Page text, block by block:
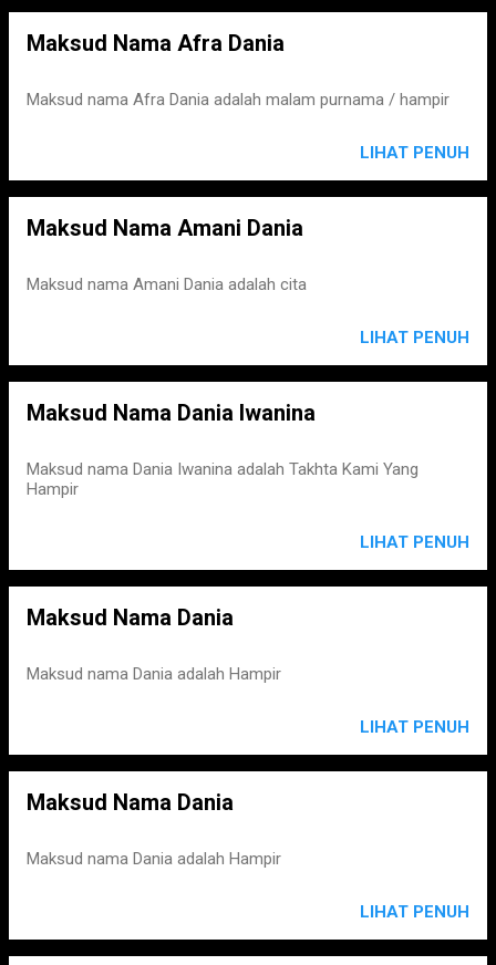
Maksud Nama Afra Dania
Maksud nama Afra Dania adalah malam purnama / hampir
LIHAT PENUH
Maksud Nama Amani Dania
Maksud nama Amani Dania adalah cita
LIHAT PENUH
Maksud Nama Dania Iwanina
Maksud nama Dania Iwanina adalah Takhta Kami Yang
Hampir
LIHAT PENUH
Maksud Nama Dania
Maksud nama Dania adalah Hampir
LIHAT PENUH
Maksud Nama Dania
Maksud nama Dania adalah Hampir
LIHAT PENUH